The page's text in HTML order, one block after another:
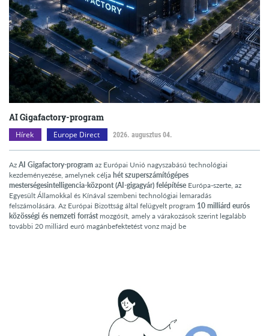
AI Gigafactory-program
Hírek Europe Direct 2026. augusztus 04.
Az AI Gigafactory-program az Európai Unió nagyszabású technológiai
kezdeményezése, amelynek célja hét szuperszámítógépes
mesterségesintelligencia-központ (AI-gigagyár) felépítése Európa-szerte, az
Egyesült Államokkal és Kínával szembeni technológiai lemaradás
felszámolására. Az Európai Bizottság által felügyelt program 10 milliárd eurós
közösségi és nemzeti forrástmozgósít, amely a várakozások szerint legalább
további 20 milliárd euró magánbefektetést vonz majd be